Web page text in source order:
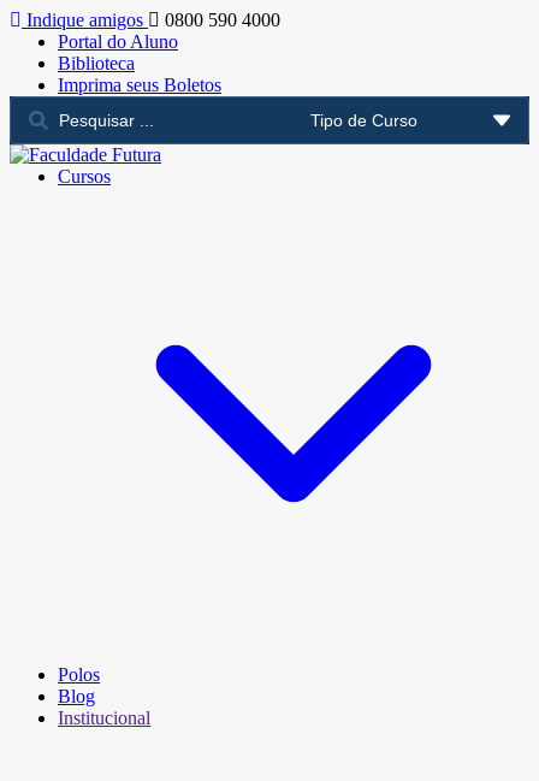
Indique amigos
0800 590 4000
Portal do Aluno
Biblioteca
Imprima seus Boletos
Cursos
Polos
Blog
Institucional